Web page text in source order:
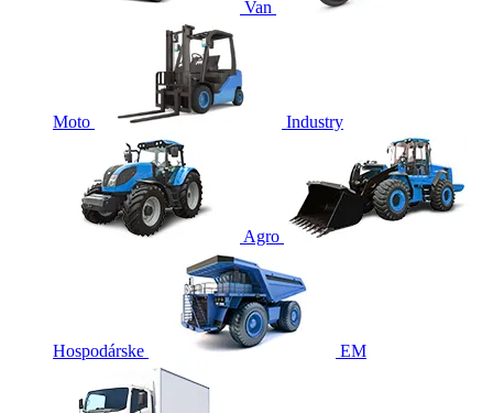
Van
Moto Industry
Agro
Hospodárske EM